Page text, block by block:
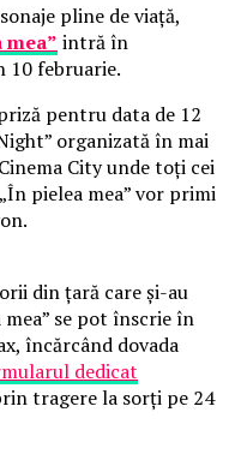
pline de viață,
mea” intră în
10 februarie.
pentru data de 12
organizată în mai
City unde toți cei
pielea mea” vor primi
din țară care și-au
se pot înscrie în
încărcând dovada
dedicat
tragere la sorți pe 24